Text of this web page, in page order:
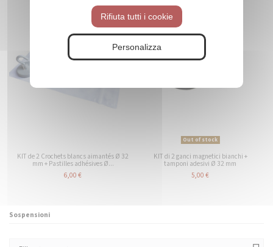
Rifiuta tutti i cookie
Personalizza
KIT de 2 Crochets blancs aimantés Ø 32
mm + Pastilles adhésives Ø...
6,00 €
Out of stock
KIT di 2 ganci magnetici bianchi +
tamponi adesivi Ø 32 mm
5,00 €
Sospensioni